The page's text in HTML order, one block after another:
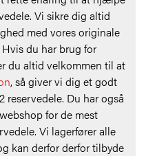
Vi sikre dig altid
med vores originale
du har brug for
du altid velkommen til at
, så giver vi dig et godt
Du har også
for de mest
Vi lagerfører alle
kan derfor derfor tilbyde